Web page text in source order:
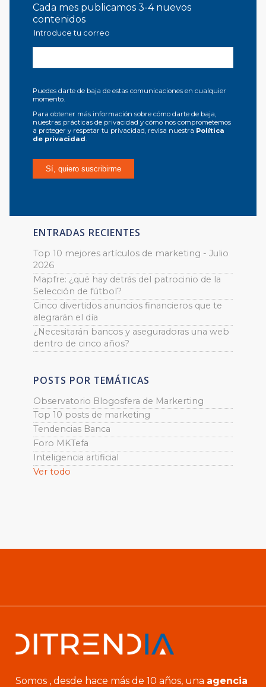
Cada mes publicamos 3-4 nuevos
contenidos
Introduce tu correo
Puedes darte de baja de estas comunicaciones en cualquier
momento.
Para obtener más información sobre cómo darte de baja,
nuestras prácticas de privacidad y cómo nos comprometemos
a proteger y respetar tu privacidad, revisa nuestra Política
de privacidad.
ENTRADAS RECIENTES
Top 10 mejores artículos de marketing - Julio
2026
Mapfre: ¿qué hay detrás del patrocinio de la
Selección de fútbol?
Cinco divertidos anuncios financieros que te
alegrarán el día
¿Necesitarán bancos y aseguradoras una web
dentro de cinco años?
POSTS POR TEMÁTICAS
Observatorio Blogosfera de Markerting
Top 10 posts de marketing
Tendencias Banca
Foro MKTefa
Inteligencia artificial
Ver todo
Somos , desde hace más de 10 años, una agencia